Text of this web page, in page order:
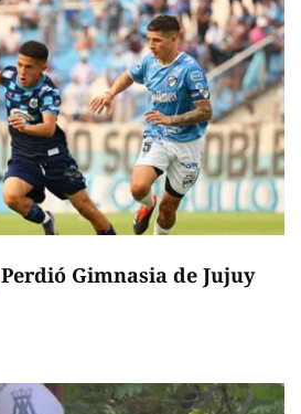
Perdió Gimnasia de Jujuy